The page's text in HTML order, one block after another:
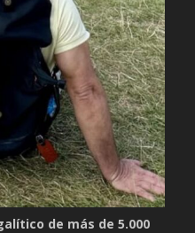
de más de 5.000